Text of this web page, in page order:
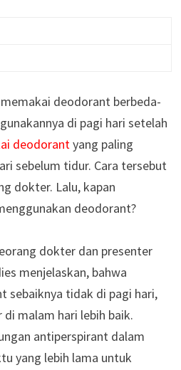
deodorant berbeda-
di pagi hari setelah
deodorantyang paling
sebelum tidur. Cara tersebut
dokter. Lalu, kapan
deodorant?
dokter dan presenter
menjelaskan, bahwa
sebaiknya tidak di pagi hari,
malam hari lebih baik.
antiperspirant dalam
yang lebih lama untuk